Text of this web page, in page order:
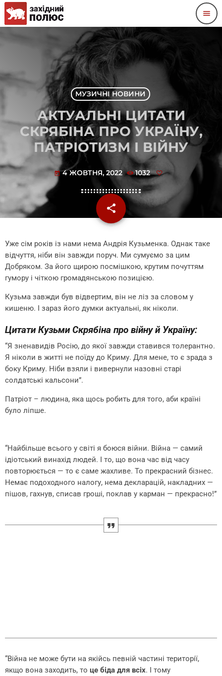
menu
МУЗИЧНІ НОВИНИ
АКТУАЛЬНІ ЦИТАТИ
СКРЯБІНА ПРО УКРАЇНУ,
ПАТРІОТИЗМ І ВІЙНУ
today 4 ЖОВТНЯ, 2022 1032
share
email
Уже сім років із нами нема Андрія Кузьменка. Однак таке
відчуття, ніби він завжди поруч. Ми сумуємо за цим
Добряком. За його щирою посмішкою, крутим почуттям
гумору і чіткою громадянською позицією.
Кузьма завжди був відвертим, він не ліз за словом у
кишеню. І зараз його думки актуальні, як ніколи.
Цитати Кузьми Скрябіна про війну й Україну:
“Я зненавидів Росію, до якої завжди ставився толерантно.
Я ніколи в житті не поїду до Криму. Для мене, то є зрада з
боку Криму. Ніби взяли і вивернули назовні старі
солдатські кальсони”.
Патріот – людина, яка щось робить для того, аби країні
було ліпше.
“Найбільше всього у світі я боюся війни. Війна — самий
ідіотський винахід людей. І то, що вона час від часу
повторюється — то є саме жахливе. То прекрасний бізнес.
Немає подоходного налогу, нема декларацій, накладних —
пішов, гахнув, списав гроші, поклав у карман — прекрасно!”
“Війна не може бути на якійсь певній частині території,
якщо вона заходить, то це біда для всіх. І тому